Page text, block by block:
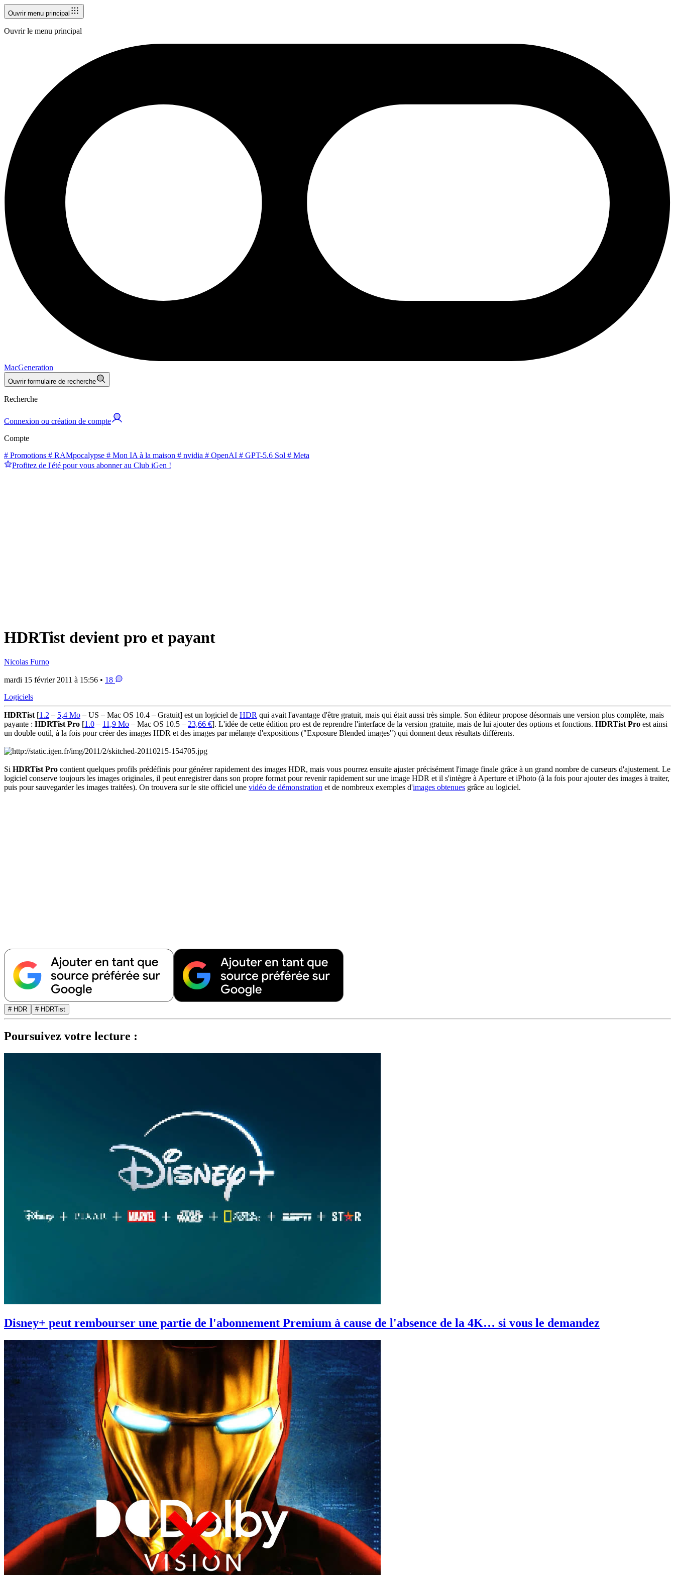
Ouvrir menu principal
Ouvrir le menu principal
MacGeneration
Ouvrir formulaire de recherche
Recherche
Connexion ou création de compte
Compte
# Promotions # RAMpocalypse # Mon IA à la maison # nvidia # OpenAI # GPT-5.6 Sol # Meta
Profitez de l'été pour vous abonner au Club iGen !
HDRTist devient pro et payant
Nicolas Furno
mardi 15 février 2011 à 15:56 • 18
Logiciels
HDRTist [1.2 – 5,4 Mo – US – Mac OS 10.4 – Gratuit] est un logiciel de HDR qui avait l'avantage d'être gratuit, mais qui était aussi très simple. Son éditeur propose désormais une version plus complète, mais
payante : HDRTist Pro [1.0 – 11,9 Mo – Mac OS 10.5 – 23,66 €]. L'idée de cette édition pro est de reprendre l'interface de la version gratuite, mais de lui ajouter des options et fonctions. HDRTist Pro est ainsi
un double outil, à la fois pour créer des images HDR et des images par mélange d'expositions ("Exposure Blended images") qui donnent deux résultats différents.
Si HDRTist Pro contient quelques profils prédéfinis pour générer rapidement des images HDR, mais vous pourrez ensuite ajuster précisément l'image finale grâce à un grand nombre de curseurs d'ajustement. Le
logiciel conserve toujours les images originales, il peut enregistrer dans son propre format pour revenir rapidement sur une image HDR et il s'intègre à Aperture et iPhoto (à la fois pour ajouter des images à traiter,
puis pour sauvegarder les images traitées). On trouvera sur le site officiel une vidéo de démonstration et de nombreux exemples d'images obtenues grâce au logiciel.
# HDR # HDRTist
Poursuivez votre lecture :
Disney+ peut rembourser une partie de l'abonnement Premium à cause de l'absence de la 4K… si vous le demandez